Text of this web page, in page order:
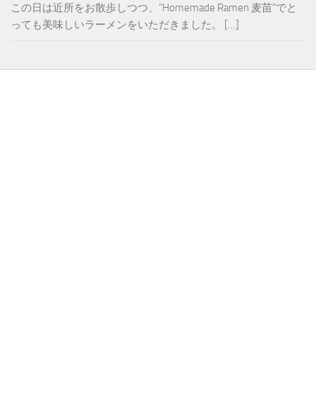
この日は近所をお散歩しつつ、”Homemade Ramen 麦苗”でと
っても美味しいラーメンをいただきました。 […]